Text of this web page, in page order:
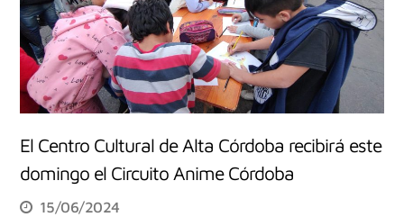
El Centro Cultural de Alta Córdoba recibirá este
domingo el Circuito Anime Córdoba
15/06/2024